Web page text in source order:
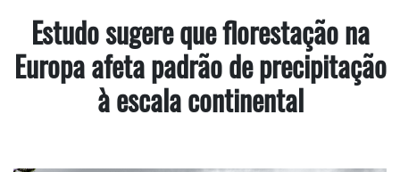
Estudo sugere que florestação na
Europa afeta padrão de precipitação
à escala continental